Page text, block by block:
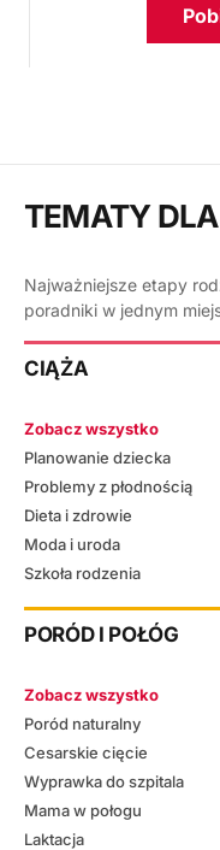
TEMATY
Najważniejsze etapy
poradniki w jednym
CIĄŻA
Zobacz wszystko
Planowanie dziecka
Problemy z płodnością
Dieta i zdrowie
Moda i uroda
Szkoła rodzenia
PORÓD I POŁÓG
Zobacz wszystko
Poród naturalny
Cesarskie cięcie
Wyprawka do szpitala
Mama w połogu
Laktacja